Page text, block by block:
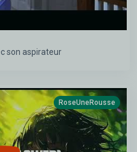
son aspirateur
RoseUneRousse